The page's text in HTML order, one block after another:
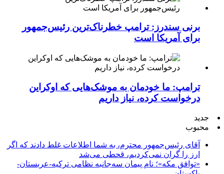
برنی سندرز: ترامپ خطرناک‌ترین رئیس‌جمهور
برای آمریکا است
ترامپ: ما خودمان به موشک‌هایی که اوکراین
درخواست کرده، نیاز داریم
جدید
محبوب
آقای رئیس‌جمهور محترم، به شما اطلاعات غلط دادند که اگر
ارز را گران نمی‌کردیم، قحطی می‌شد
«توافق مکه»؛ نام پیمان سه‌جانبه نظامی ترکیه-عربستان-